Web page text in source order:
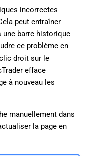
incorrectes
peut entraîner
une barre historique
ce problème en
droit sur le
efface
à nouveau les
manuellement dans
la page en